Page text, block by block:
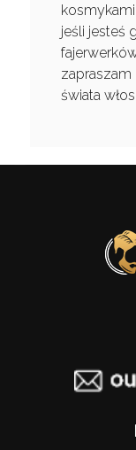
jeśli jesteś
świata